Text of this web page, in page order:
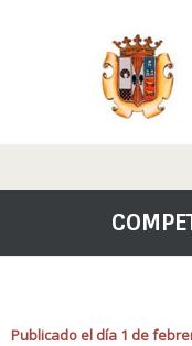
Publicado el día 1 de